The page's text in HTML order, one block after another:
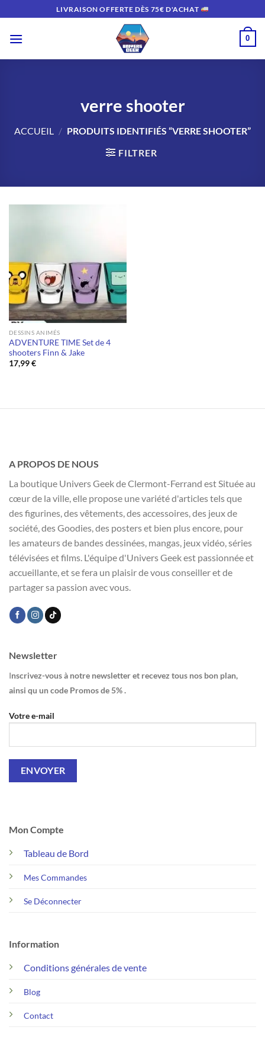
au
contenu
LIVRAISON OFFERTE DÈS 75€ D'ACHAT
0
verre shooter
ACCUEIL / PRODUITS IDENTIFIÉS “VERRE SHOOTER”
FILTRER
DESSINS ANIMÉS
ADVENTURE TIME Set de 4
shooters Finn & Jake
17,99€
A PROPOS DE NOUS
La boutique Univers Geek de Clermont-Ferrand est Située au
cœur de la ville, elle propose une variété d'articles tels que
des figurines, des vêtements, des accessoires, des jeux de
société, des Goodies, des posters et bien plus encore, pour
les amateurs de bandes dessinées, mangas, jeux vidéo, séries
télévisées et films. L'équipe d'Univers Geek est passionnée et
accueillante, et se fera un plaisir de vous conseiller et de
partager sa passion avec vous.
Mon Compte
Tableau de Bord
Mes Commandes
Se Déconnecter
Information
Conditions générales de vente
Blog
Contact
Newsletter
Inscrivez-vous à notre newsletter et recevez tous nos bon plan,
ainsi qu un code Promos de 5% .
Votre e-mail